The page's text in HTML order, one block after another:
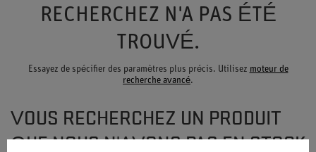
RECHERCHEZ N'A PAS ÉTÉ
TROUVÉ.
Essayez de spécifier des paramètres plus précis. Utilisez moteur de
recherche avancé.
VOUS RECHERCHEZ UN PRODUIT
QUE NOUS N'AVONS PAS EN STOCK